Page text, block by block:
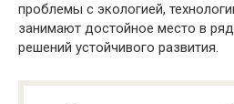
проблемы с экологией,
занимают достойное место в
решений устойчивого развития.